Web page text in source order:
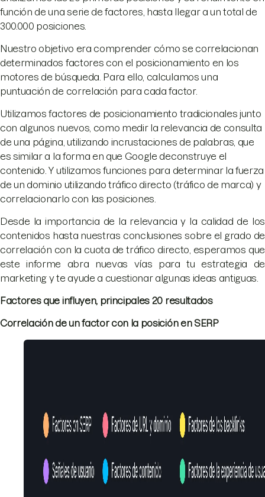
función de una serie de factores, hasta llegar a un total de
300.000 posiciones.
Nuestro objetivo era comprender cómo se correlacionan
determinados factores con el posicionamiento en los
motores de búsqueda. Para ello, calculamos una
puntuación de correlación para cada factor.
Utilizamos factores de posicionamiento tradicionales junto
con algunos nuevos, como medir la relevancia de consulta
de una página, utilizando incrustaciones de palabras, que
es similar a la forma en que Google deconstruye el
contenido. Y utilizamos funciones para determinar la fuerza
de un dominio utilizando tráfico directo (tráfico de marca) y
correlacionarlo con las posiciones.
Desde la importancia de la relevancia y la calidad de los
contenidos hasta nuestras conclusiones sobre el grado de
correlación con la cuota de tráfico directo, esperamos que
este informe abra nuevas vías para tu estrategia de
marketing y te ayude a cuestionar algunas ideas antiguas.
Factores que influyen, principales 20 resultados
Correlación de un factor con la posición en SERP